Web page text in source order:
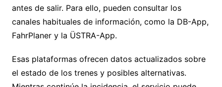
antes de salir. Para ello, pueden consultar los
canales habituales de información, como la DB-App,
FahrPlaner y la ÜSTRA-App.
Esas plataformas ofrecen datos actualizados sobre
el estado de los trenes y posibles alternativas.